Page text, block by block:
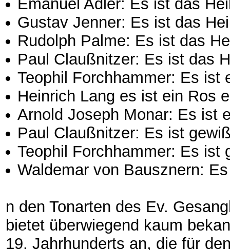
Emanuel Adler: Es ist das
Gustav Jenner: Es ist das
Rudolph Palme: Es ist das
Paul Claußnitzer: Es ist das
Teophil Forchhammer: Es ist
Heinrich Lang es ist ein Ros
Arnold Joseph Monar: Es ist
Paul Claußnitzer: Es ist
Teophil Forchhammer: Es ist
Waldemar von Bausznern:
n den Tonarten des Ev.
bietet überwiegend kaum
19. Jahrhunderts an, die für